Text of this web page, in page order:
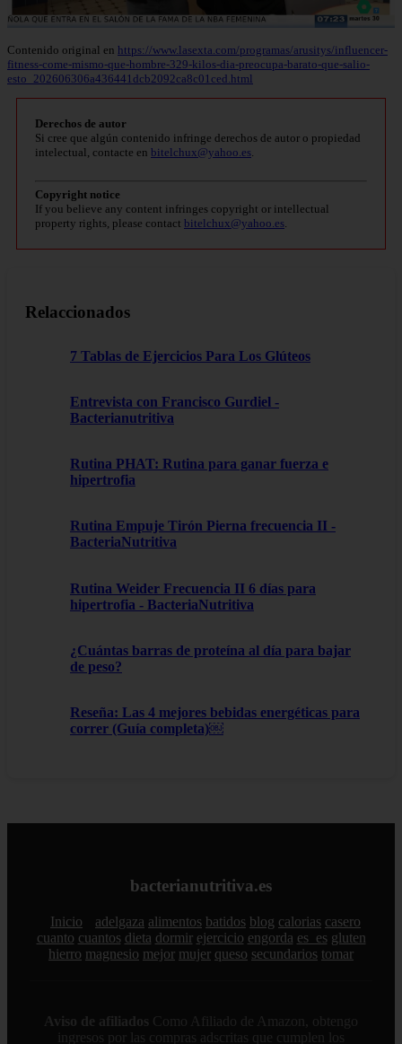
Contenido original en https://www.lasexta.com/programas/arusitys/influencer-
fitness-come-mismo-que-hombre-329-kilos-dia-preocupa-barato-que-salio-
esto_202606306a436441dcb2092ca8c01ced.html
Derechos de autor
Si cree que algún contenido infringe derechos de autor o propiedad
intelectual, contacte en bitelchux@yahoo.es.
Copyright notice
If you believe any content infringes copyright or intellectual
property rights, please contact bitelchux@yahoo.es.
Relaccionados
7 Tablas de Ejercicios Para Los Glúteos
Entrevista con Francisco Gurdiel -
Bacterianutritiva
Rutina PHAT: Rutina para ganar fuerza e
hipertrofia
Rutina Empuje Tirón Pierna frecuencia II -
BacteriaNutritiva
Rutina Weider Frecuencia II 6 días para
hipertrofia - BacteriaNutritiva
¿Cuántas barras de proteína al día para bajar
de peso?
Reseña: Las 4 mejores bebidas energéticas para
correr (Guía completa)￼
bacterianutritiva.es
Inicio adelgaza alimentos batidos blog calorias casero
cuanto cuantos dieta dormir ejercicio engorda es_es gluten
hierro magnesio mejor mujer queso secundarios tomar
Aviso de afiliados Como Afiliado de Amazon, obtengo
ingresos por las compras adscritas que cumplen los